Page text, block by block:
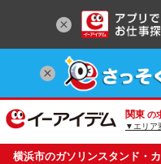
関東 の
▼エリア
横浜市のガソリンスタンド・